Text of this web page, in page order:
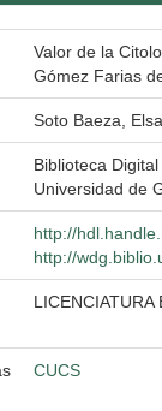
Valor de la
Gómez Farias
Soto Baeza,
Biblioteca
Universidad de
http://
http://
CUCS